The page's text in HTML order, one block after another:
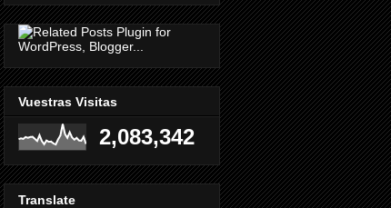
Vuestras Visitas
2,083,342
Translate